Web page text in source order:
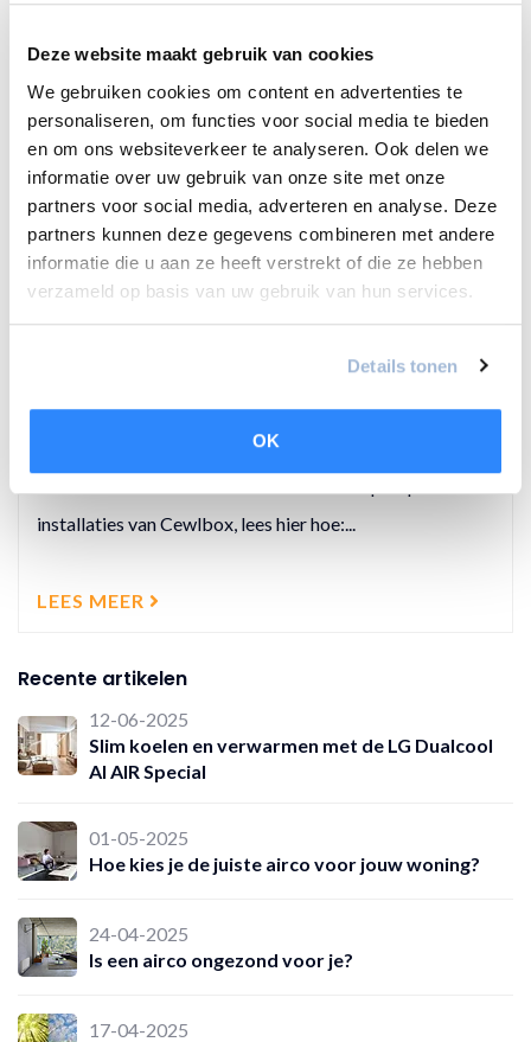
Deze website maakt gebruik van cookies
We gebruiken cookies om content en advertenties te
personaliseren, om functies voor social media te bieden
en om ons websiteverkeer te analyseren. Ook delen we
informatie over uw gebruik van onze site met onze
partners voor social media, adverteren en analyse. Deze
partners kunnen deze gegevens combineren met andere
informatie die u aan ze heeft verstrekt of die ze hebben
verzameld op basis van uw gebruik van hun services.
Details tonen
OK
LEES MEER
23
Opwaarts naar een huis zonder gas
installaties van Cewlbox, lees hier hoe:...
LEES MEER
Recente artikelen
12-06-2025
Slim koelen en verwarmen met de LG Dualcool
AI AIR Special
01-05-2025
Hoe kies je de juiste airco voor jouw woning?
24-04-2025
Is een airco ongezond voor je?
17-04-2025